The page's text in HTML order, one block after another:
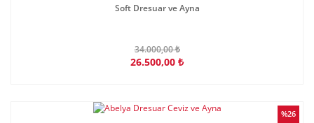
Soft Dresuar ve Ayna
34.000,00 ₺
26.500,00 ₺
%26